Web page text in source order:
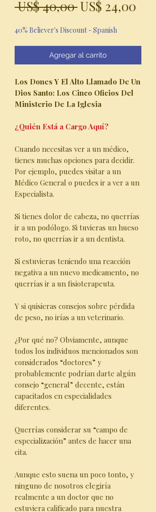
US$ 40,00 Precio
US$ 24,00
40% Believer's Discount - Spanish
Agregar al carrito
Los Dones Y El Alto Llamado De Un
Dios Santo: Los Cinco Oficios Del
Ministerio De La Iglesia
¿Quién Está a Cargo Aquí?
Cuando necesitas ver a un médico,
tienes muchas opciones para decidir.
Por ejemplo, puedes visitar a un
Médico General o puedes ir a ver a un
Especialista.
Si tienes dolor de cabeza, no querrías
ir a un podólogo. Si tuvieras un hueso
roto, no querrías ir a un dentista.
Si estuvieras teniendo una reacción
negativa a un nuevo medicamento, no
querrías ir a un fisioterapeuta.
Y si quisieras consejos sobre pérdida
de peso, no irías a un veterinario.
¿Por qué no? Obviamente, aunque
todos los individuos mencionados son
considerados “doctores” y
probablemente podrían darte algún
consejo “general” decente, están
capacitados en especialidades
diferentes.
Querrías considerar su “campo de
especialización” antes de hacer una
cita.
Aunque esto suena un poco tonto, y
ninguno de nosotros elegiría
realmente a un doctor que no
estuviera calificado para nuestra